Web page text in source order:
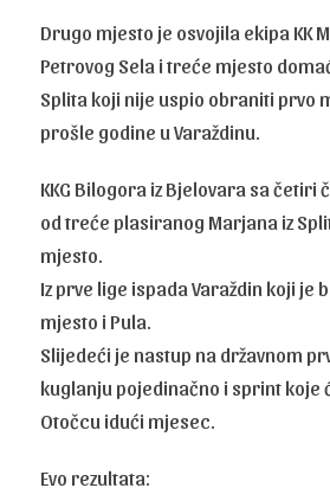
Drugo mjesto je osvojila ekipa KK
Petrovog Sela i treće mjesto
Splita koji nije uspio obraniti prvo
prošle godine u Varaždinu.
KKG Bilogora iz Bjelovara sa četiri
od treće plasiranog Marjana iz
mjesto.
Iz prve lige ispada Varaždin koji je
mjesto i Pula.
Slijedeći je nastup na državnom
kuglanju pojedinačno i sprint koje
Otočcu idući mjesec.
Evo rezultata: